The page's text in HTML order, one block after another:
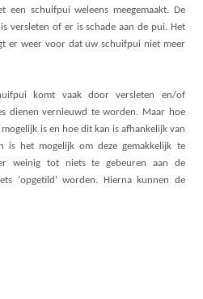
een schuifpui weleens meegemaakt. De
versleten of er is schade aan de pui. Het
er weer voor dat uw schuifpui niet meer
komt vaak door versleten en/of
dienen vernieuwd te worden. Maar hoe
is en hoe dit kan is afhankelijk van
is het mogelijk om deze gemakkelijk te
weinig tot niets te gebeuren aan de
‘opgetild’ worden. Hierna kunnen de